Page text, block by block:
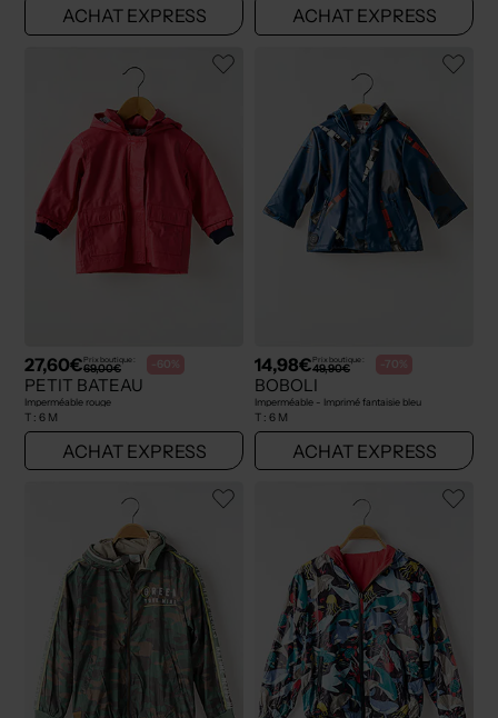
ACHAT EXPRESS ACHAT EXPRESS
27,60€Prix boutique :
69,00€ -60%
PETIT BATEAU
Imperméable rouge
T : 6 M
ACHAT EXPRESS
14,98€Prix boutique :
49,90€ -70%
BOBOLI
Imperméable - Imprimé fantaisie bleu
T : 6 M
ACHAT EXPRESS